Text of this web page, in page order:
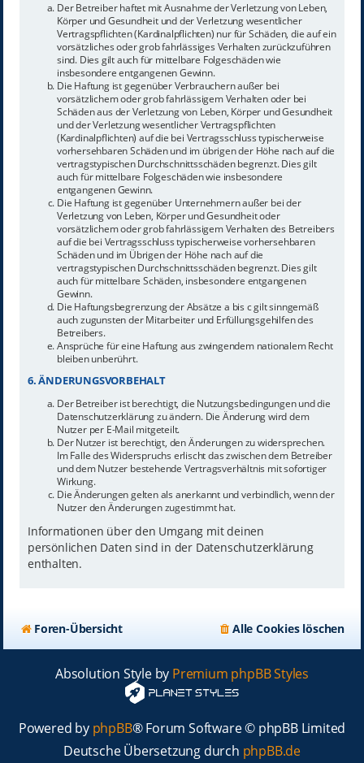
Der Betreiber haftet mit Ausnahme der Verletzung von Leben,
Körper und Gesundheit und der Verletzung wesentlicher
Vertragspflichten (Kardinalpflichten) nur für Schäden, die auf ein
vorsätzliches oder grob fahrlässiges Verhalten zurückzuführen
sind. Dies gilt auch für mittelbare Folgeschäden wie
insbesondere entgangenen Gewinn.
Die Haftung ist gegenüber Verbrauchern außer bei
vorsätzlichem oder grob fahrlässigem Verhalten oder bei
Schäden aus der Verletzung von Leben, Körper und Gesundheit
und der Verletzung wesentlicher Vertragspflichten
(Kardinalpflichten) auf die bei Vertragsschluss typischerweise
vorhersehbaren Schäden und im übrigen der Höhe nach auf die
vertragstypischen Durchschnittsschäden begrenzt. Dies gilt
auch für mittelbare Folgeschäden wie insbesondere
entgangenen Gewinn.
Die Haftung ist gegenüber Unternehmern außer bei der
Verletzung von Leben, Körper und Gesundheit oder
vorsätzlichem oder grob fahrlässigem Verhalten des Betreibers
auf die bei Vertragsschluss typischerweise vorhersehbaren
Schäden und im Übrigen der Höhe nach auf die
vertragstypischen Durchschnittsschäden begrenzt. Dies gilt
auch für mittelbare Schäden, insbesondere entgangenen
Gewinn.
Die Haftungsbegrenzung der Absätze a bis c gilt sinngemäß
auch zugunsten der Mitarbeiter und Erfüllungsgehilfen des
Betreibers.
Ansprüche für eine Haftung aus zwingendem nationalem Recht
bleiben unberührt.
6. ÄNDERUNGSVORBEHALT
Der Betreiber ist berechtigt, die Nutzungsbedingungen und die
Datenschutzerklärung zu ändern. Die Änderung wird dem
Nutzer per E-Mail mitgeteilt.
Der Nutzer ist berechtigt, den Änderungen zu widersprechen.
Im Falle des Widerspruchs erlischt das zwischen dem Betreiber
und dem Nutzer bestehende Vertragsverhältnis mit sofortiger
Wirkung.
Die Änderungen gelten als anerkannt und verbindlich, wenn der
Nutzer den Änderungen zugestimmt hat.
Informationen über den Umgang mit deinen
persönlichen Daten sind in der Datenschutzerklärung
enthalten.
Foren-Übersicht Alle Cookies löschen
Absolution Style by Premium phpBB Styles
Powered by phpBB® Forum Software © phpBB Limited
Deutsche Übersetzung durch phpBB.de